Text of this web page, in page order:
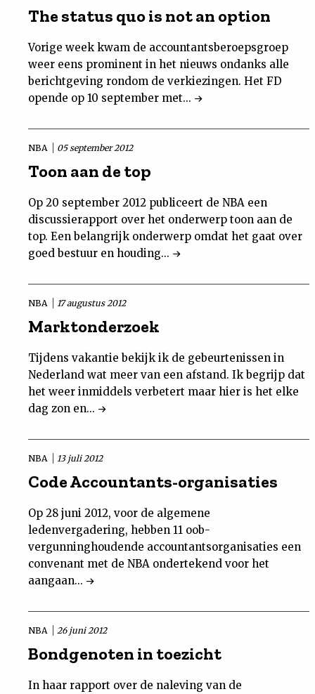
The status quo is not an option
Vorige week kwam de accountantsberoepsgroep
weer eens prominent in het nieuws ondanks alle
berichtgeving rondom de verkiezingen. Het FD
opende op 10 september met...
NBA 05 september 2012
Toon aan de top
Op 20 september 2012 publiceert de NBA een
discussierapport over het onderwerp toon aan de
top. Een belangrijk onderwerp omdat het gaat over
goed bestuur en houding...
NBA 17 augustus 2012
Marktonderzoek
Tijdens vakantie bekijk ik de gebeurtenissen in
Nederland wat meer van een afstand. Ik begrijp dat
het weer inmiddels verbetert maar hier is het elke
dag zon en...
NBA 13 juli 2012
Code Accountants-organisaties
Op 28 juni 2012, voor de algemene
ledenvergadering, hebben 11 oob-
vergunninghoudende accountantsorganisaties een
convenant met de NBA ondertekend voor het
aangaan...
NBA 26 juni 2012
Bondgenoten in toezicht
In haar rapport over de naleving van de